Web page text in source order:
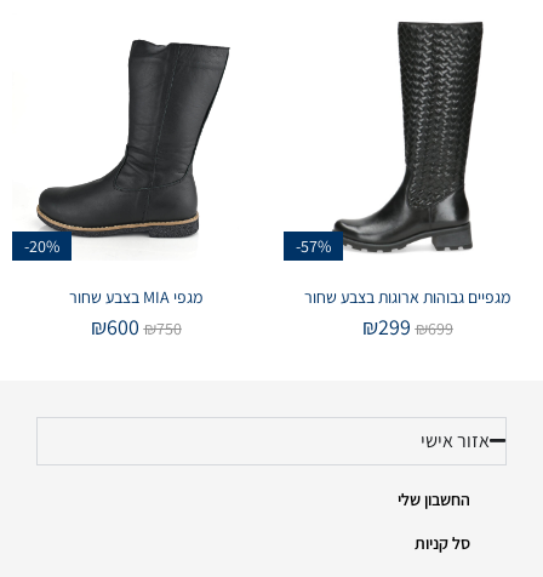
-57%
מגפיים גבוהות ארוגות בצבע שחור
₪699
₪299
-20%
מגפי MIA בצבע שחור
₪750
₪600
אזור אישי
החשבון שלי
סל קניות